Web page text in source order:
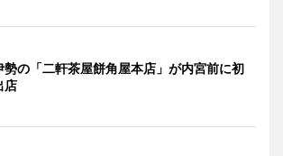
勢の「二軒茶屋餅角屋本店」が内宮前に初
店